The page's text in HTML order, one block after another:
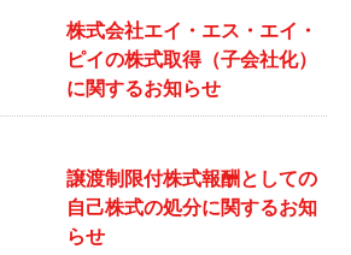
株式会社エイ・エス・エイ・
ピイの株式取得（子会社化）
に関するお知らせ
譲渡制限付株式報酬としての
自己株式の処分に関するお知
らせ